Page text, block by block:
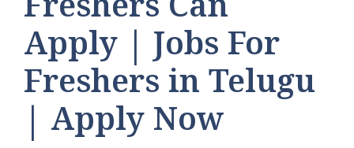
Freshers Can
Apply | Jobs For
Freshers in Telugu
| Apply Now